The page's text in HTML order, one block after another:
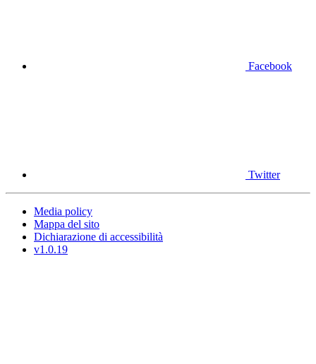
Facebook
Twitter
Media policy
Mappa del sito
Dichiarazione di accessibilità
v1.0.19